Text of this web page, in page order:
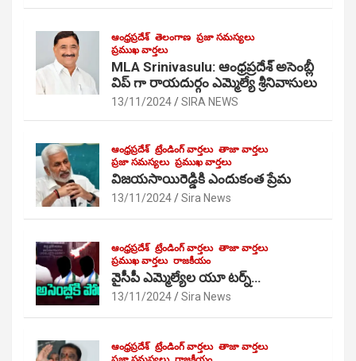
ఆంధ్రప్రదేశ్ తెలంగాణ ప్రజా సమస్యలు
ప్రముఖ వార్తలు
MLA Srinivasulu: ఆంధ్రప్రదేశ్ అసెంబ్లీ
విప్ గా రాయదుర్గం ఎమ్మెల్యే శ్రీనివాసులు
13/11/2024 SIRA NEWS
ఆంధ్రప్రదేశ్ ట్రేండింగ్ వార్తలు తాజా వార్తలు
ప్రజా సమస్యలు ప్రముఖ వార్తలు
విజయసాయిరెడ్డికి ఎందుకంత ప్రేమ
13/11/2024 Sira News
ఆంధ్రప్రదేశ్ ట్రేండింగ్ వార్తలు తాజా వార్తలు
ప్రముఖ వార్తలు రాజకీయం
వైసీపీ ఎమ్మెల్యేల యూ టర్న్…
13/11/2024 Sira News
ఆంధ్రప్రదేశ్ ట్రేండింగ్ వార్తలు తాజా వార్తలు